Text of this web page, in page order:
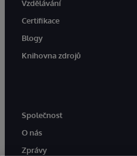
Vzdělávání
Certifikace
Blogy
Knihovna zdrojů
Společnost
O nás
Zprávy